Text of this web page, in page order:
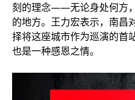
刻的理念——无论身处何方
的地方。王力宏表示，南昌
择将这座城市作为巡演的首
也是一种感恩之情。